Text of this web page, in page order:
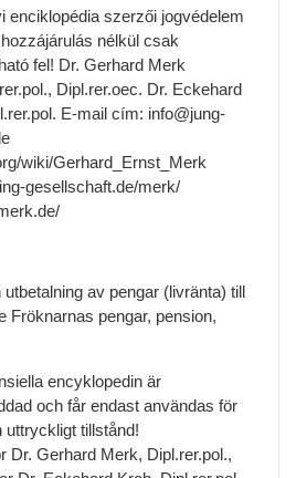
enciklopédia szerzői jogvédelem
nélkül csak
fel! Dr. Gerhard Merk
Dipl.rer.oec. Dr. Eckehard
E-mail cím: info@jung-
wiki/Gerhard_Ernst_Merk
gesellschaft.de/merk/
utbetalning av pengar (livränta) till
Fröknarnas pengar, pension,
encyklopedin är
och får endast användas för
uttryckligt tillstånd!
Dr. Gerhard Merk, Dipl.rer.pol.,